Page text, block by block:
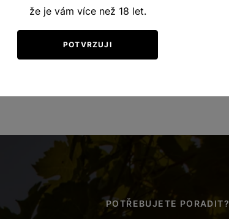
POTŘEBUJETE PORADIT?
že je vám více než 18 let.
POTVRZUJI